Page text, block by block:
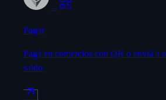
→
Pagar
Pagá en comercios con QR o enviá a
saldo.